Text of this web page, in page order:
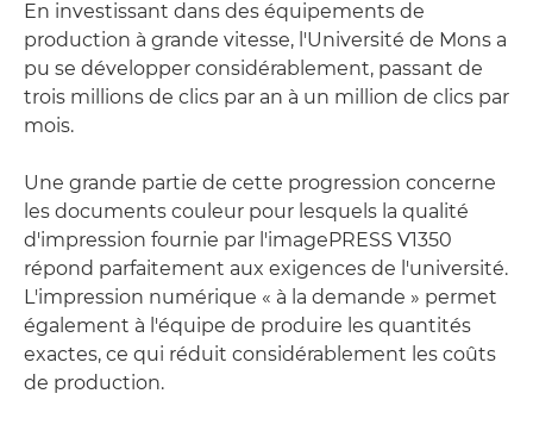
En investissant dans des équipements de
production à grande vitesse, l'Université de Mons a
pu se développer considérablement, passant de
trois millions de clics par an à un million de clics par
mois.
Une grande partie de cette progression concerne
les documents couleur pour lesquels la qualité
d'impression fournie par l'imagePRESS V1350
répond parfaitement aux exigences de l'université.
L'impression numérique « à la demande » permet
également à l'équipe de produire les quantités
exactes, ce qui réduit considérablement les coûts
de production.